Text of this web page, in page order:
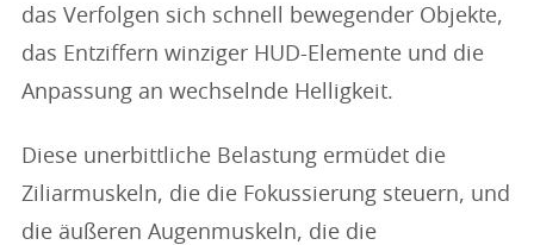
das Verfolgen sich schnell bewegender Objekte,
das Entziffern winziger HUD-Elemente und die
Anpassung an wechselnde Helligkeit.
Diese unerbittliche Belastung ermüdet die
Ziliarmuskeln, die die Fokussierung steuern, und
die äußeren Augenmuskeln, die die